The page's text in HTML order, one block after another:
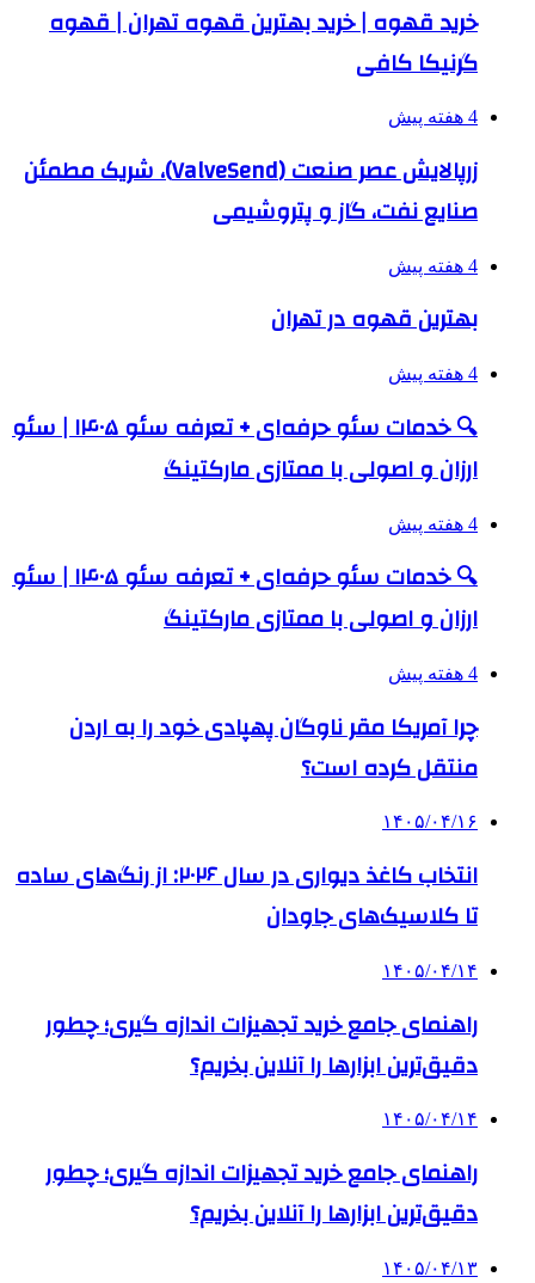
خرید قهوه | خرید بهترین قهوه تهران | قهوه
گرنیکا کافی
4 هفته پیش
زرپالایش عصر صنعت (ValveSend)، شریک مطمئن
صنایع نفت، گاز و پتروشیمی
4 هفته پیش
بهترین قهوه در تهران
4 هفته پیش
🔍 خدمات سئو حرفه‌ای + تعرفه سئو ۱۴۰۵ | سئو
ارزان و اصولی با ممتازی مارکتینگ
4 هفته پیش
🔍 خدمات سئو حرفه‌ای + تعرفه سئو ۱۴۰۵ | سئو
ارزان و اصولی با ممتازی مارکتینگ
4 هفته پیش
چرا آمریکا مقر ناوگان پهپادی خود را به اردن
منتقل کرده است؟
۱۴۰۵/۰۴/۱۶
انتخاب کاغذ دیواری در سال ۲۰۲۶: از رنگ‌های ساده
تا کلاسیک‌های جاودان
۱۴۰۵/۰۴/۱۴
راهنمای جامع خرید تجهیزات اندازه گیری؛ چطور
دقیق‌ترین ابزارها را آنلاین بخریم؟
۱۴۰۵/۰۴/۱۴
راهنمای جامع خرید تجهیزات اندازه گیری؛ چطور
دقیق‌ترین ابزارها را آنلاین بخریم؟
۱۴۰۵/۰۴/۱۳